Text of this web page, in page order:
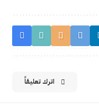
اترك تعليقاً